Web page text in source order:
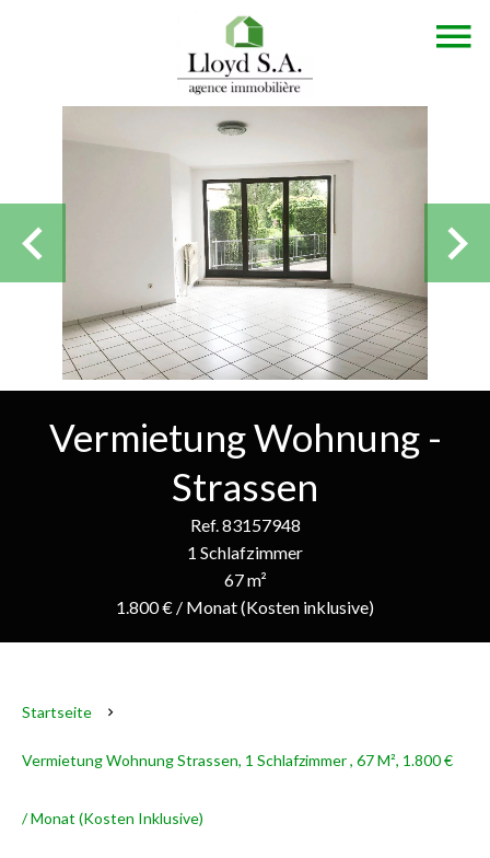
Vermietung Wohnung -
Strassen
Ref. 83157948
1 Schlafzimmer
67 m²
1.800 € / Monat (Kosten inklusive)
Startseite
Vermietung Wohnung Strassen, 1 Schlafzimmer , 67 M², 1.800 €
/ Monat (Kosten Inklusive)